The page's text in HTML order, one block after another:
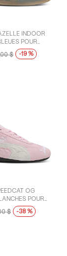
INDOOR
POUR
$ -19 %
OG
POUR
$ -38 %